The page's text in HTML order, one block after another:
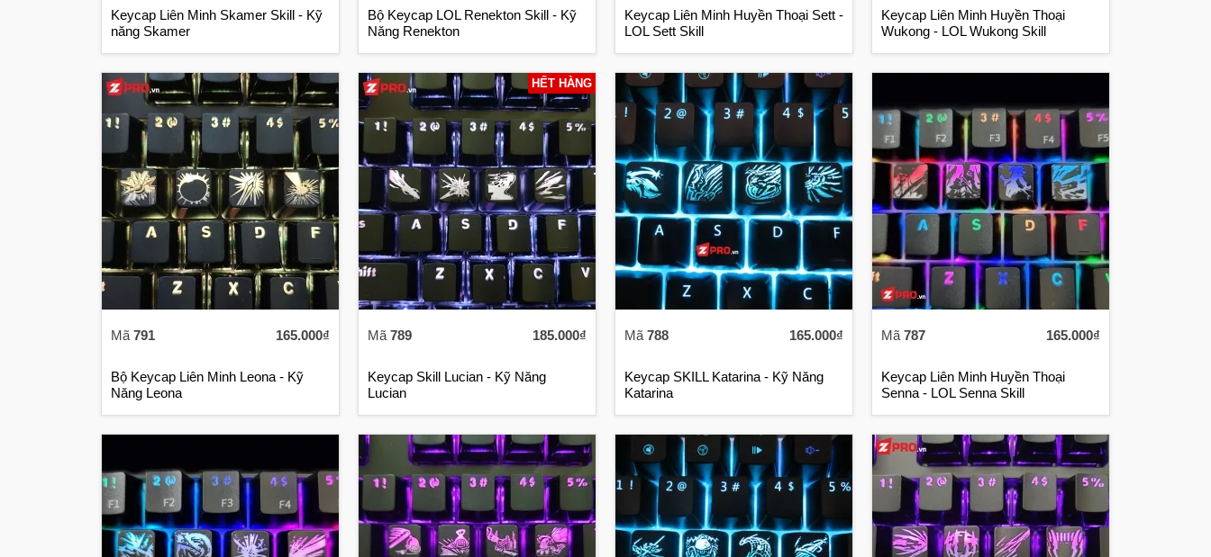
Keycap Liên Minh Skamer Skill - Kỹ
năng Skamer
Bộ Keycap LOL Renekton Skill - Kỹ
Năng Renekton
Keycap Liên Minh Huyền Thoại Sett -
LOL Sett Skill
Keycap Liên Minh Huyền Thoại
Wukong - LOL Wukong Skill
Mã 791 165.000₫
Bộ Keycap Liên Minh Leona - Kỹ
Năng Leona
HẾT HÀNG
Mã 789 185.000₫
Keycap Skill Lucian - Kỹ Năng
Lucian
Mã 788 165.000₫
Keycap SKILL Katarina - Kỹ Năng
Katarina
Mã 787 165.000₫
Keycap Liên Minh Huyền Thoại
Senna - LOL Senna Skill